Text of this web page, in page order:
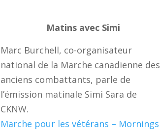
Matins avec Simi
Marc Burchell, co-organisateur
national de la Marche canadienne des
anciens combattants, parle de
l’émission matinale Simi Sara de
CKNW.
Marche pour les vétérans – Mornings